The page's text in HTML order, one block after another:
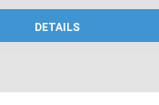
DETAILS